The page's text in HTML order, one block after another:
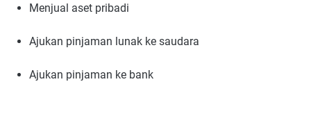
Menjual aset pribadi
Ajukan pinjaman lunak ke saudara
Ajukan pinjaman ke bank